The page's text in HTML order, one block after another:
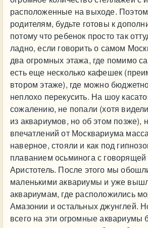
расположенные на выходе.
родителям, будьте готовы к
потому что ребенок просто так
ладно, если говорить о самом
два огромных этажа, где помимо
есть еще несколько кафешек
втором этаже), где можно
неплохо перекусить. На шоу
сожалению, не попали (хотя
из аквариумов, но об этом позже),
впечатлений от Москвариума
наверное, стояли и как под
плаванием осьминога с говорящей
Аристотель. После этого мы
маленькими аквариумы и уже
аквариумам, где расположились
Амазонии и остальных джунглей.
всего на эти огромные аквариумы